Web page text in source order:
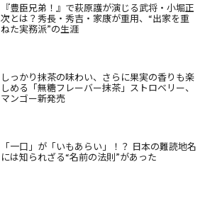
『豊臣兄弟！』で萩原護が演じる武将・小堀正
次とは？秀長・秀吉・家康が重用、“出家を重
ねた実務派”の生涯
しっかり抹茶の味わい、さらに果実の香りも楽
しめる「無糖フレーバー抹茶」ストロベリー、
マンゴー新発売
「一口」が「いもあらい」！？ 日本の難読地名
には知られざる“名前の法則”があった